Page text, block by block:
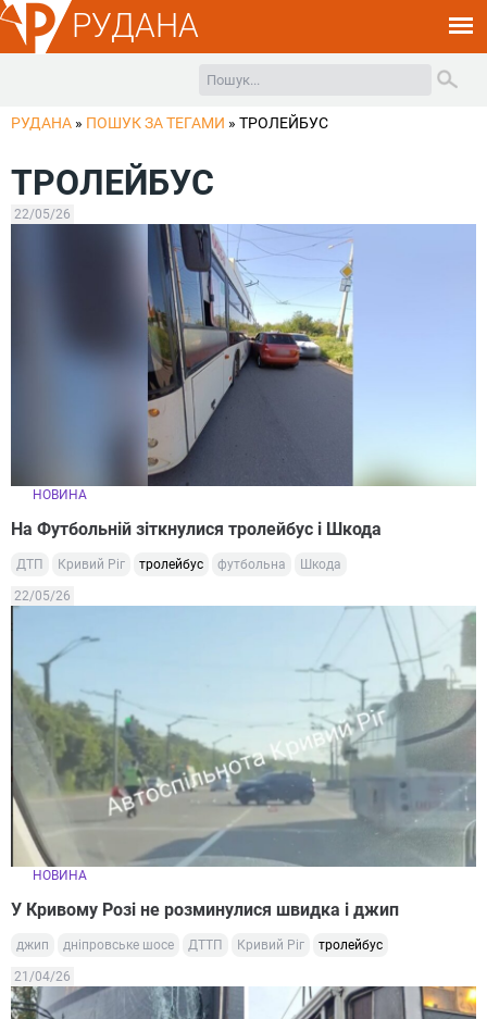
РУДАНА
РУДАНА » ПОШУК ЗА ТЕГАМИ » ТРОЛЕЙБУС
ТРОЛЕЙБУС
22/05/26
НОВИНА
На Футбольній зіткнулися тролейбус і Шкода
ДТП Кривий Ріг тролейбус футбольна Шкода
22/05/26
НОВИНА
У Кривому Розі не розминулися швидка і джип
джип дніпровське шосе ДТТП Кривий Ріг тролейбус
21/04/26